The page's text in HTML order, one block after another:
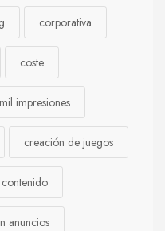
corporativa
coste
impresiones
creación de juegos
anuncios